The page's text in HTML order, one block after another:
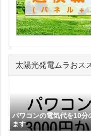
太陽光発電ムラおス
パワコンの電気代を10
ます